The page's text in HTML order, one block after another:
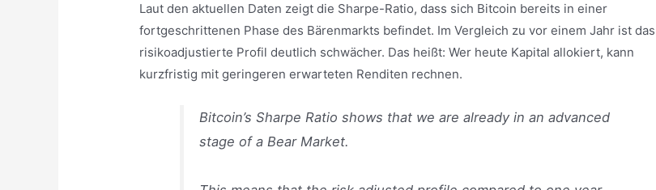
Laut den aktuellen Daten zeigt die Sharpe-Ratio, dass sich Bitcoin bereits in einer
fortgeschrittenen Phase des Bärenmarkts befindet. Im Vergleich zu vor einem Jahr ist das
risikoadjustierte Profil deutlich schwächer. Das heißt: Wer heute Kapital allokiert, kann
kurzfristig mit geringeren erwarteten Renditen rechnen.
Bitcoin’s Sharpe Ratio shows that we are already in an advanced
stage of a Bear Market.